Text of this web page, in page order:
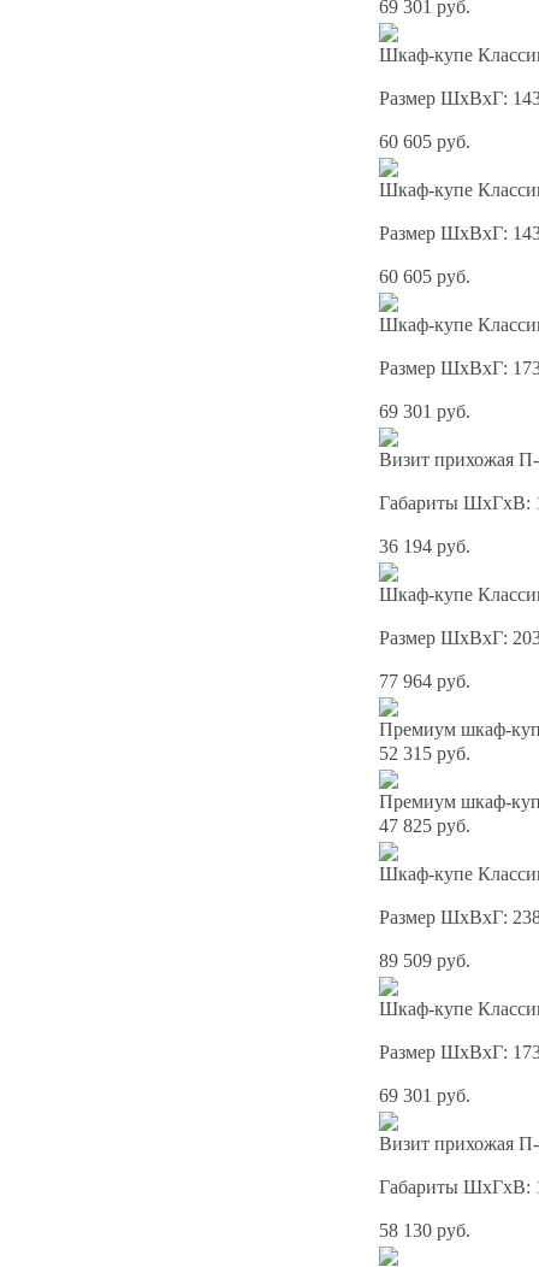
69 301 руб.
Шкаф-купе
Размер ШхВхГ:
60 605 руб.
Шкаф-купе
Размер ШхВхГ:
60 605 руб.
Шкаф-купе
Размер ШхВхГ:
69 301 руб.
Визит прихожая
Габариты ШхГхВ:
36 194 руб.
Шкаф-купе
Размер ШхВхГ:
77 964 руб.
Премиум шкаф-
52 315 руб.
Премиум шкаф-
47 825 руб.
Шкаф-купе
Размер ШхВхГ:
89 509 руб.
Шкаф-купе
Размер ШхВхГ:
69 301 руб.
Визит прихожая П-
Габариты ШхГхВ:
58 130 руб.